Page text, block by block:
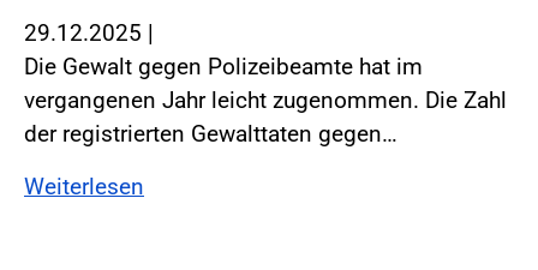
29.12.2025 |
Die Gewalt gegen Polizeibeamte hat im
vergangenen Jahr leicht zugenommen. Die Zahl
der registrierten Gewalttaten gegen…
Weiterlesen